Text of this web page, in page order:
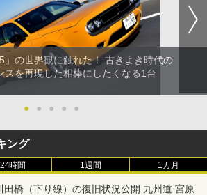
」の世界観に触れた！ 古きよき時代の
スを再現した相棒にしたくなる1台
● ● ● ● ●
ング
24時間 1週間 1カ月
田橋（下り線）の復旧状況公開 九州道 宮原